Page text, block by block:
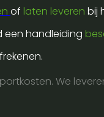
of laten leveren bij
een handleiding
We